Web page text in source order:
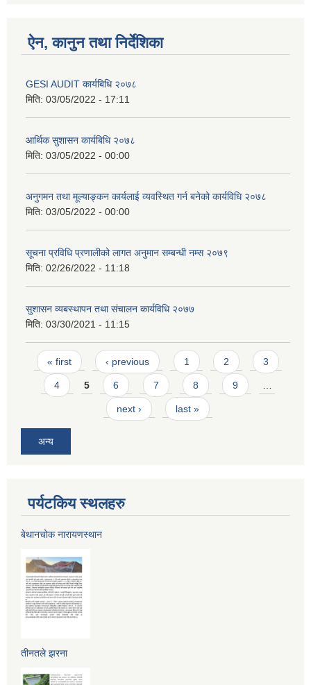
ऐन, कानुन तथा निर्देशिका
GESI AUDIT कार्यबिधि २०७८
मिति: 03/05/2022 - 17:11
आर्थिक सुशासन कार्यबिधि २०७८
मिति: 03/05/2022 - 00:00
अनुगमन तथा मूल्याङ्कन कार्यलाई व्यवस्थित गर्न बनेको कार्यविधि २०७८
मिति: 03/05/2022 - 00:00
सूचना प्रविधि प्रणालीको लागत अनुमान सम्बन्धी नम्स २०७९
मिति: 02/26/2022 - 11:18
सुशासन व्यबस्थापन तथा संचालन कार्यविधि २०७७
मिति: 03/30/2021 - 11:15
Pages
« first ‹ previous 1 2 3
4 5 6 7 8 9 …
next › last »
अन्य
पर्यटकिय स्थलहरु
बेथानचोक नारायणस्थान
तीनतले झरना